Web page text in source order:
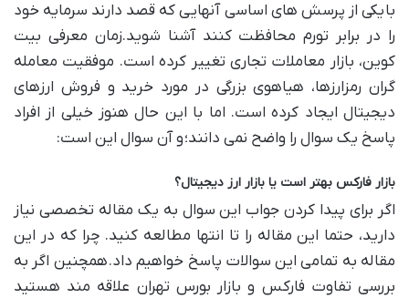
با یکی از پرسش های اساسی آنهایی که قصد دارند سرمایه خود
را در برابر تورم محافظت کنند آشنا شوید.زمان معرفی بیت
کوین، بازار معاملات تجاری تغییر کرده است. موفقیت معامله
گران رمزارزها، هیاهوی بزرگی در مورد خرید و فروش ارزهای
دیجیتال ایجاد کرده است. اما با این حال هنوز خیلی از افراد
پاسخ یک سوال را واضح نمی دانند؛ و آن سوال این است:
بازار فارکس بهتر است یا بازار ارز دیجیتال؟
اگر برای پیدا کردن جواب این سوال به یک مقاله تخصصی نیاز
دارید، حتما این مقاله را تا انتها مطالعه کنید. چرا که در این
مقاله به تمامی این سوالات پاسخ خواهیم داد. همچنین اگر به
بررسی تفاوت فارکس و بازار بورس تهران علاقه مند هستید